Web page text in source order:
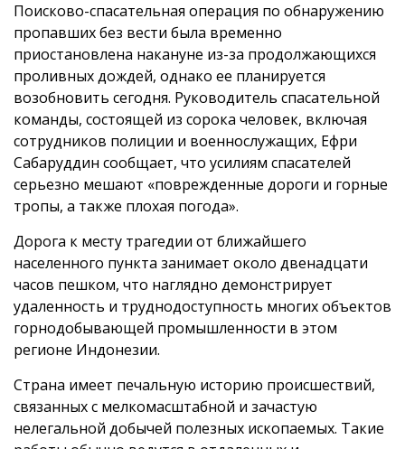
Поисково-спасательная операция по обнаружению
пропавших без вести была временно
приостановлена накануне из-за продолжающихся
проливных дождей, однако ее планируется
возобновить сегодня. Руководитель спасательной
команды, состоящей из сорока человек, включая
сотрудников полиции и военнослужащих, Ефри
Сабаруддин сообщает, что усилиям спасателей
серьезно мешают «поврежденные дороги и горные
тропы, а также плохая погода».
Дорога к месту трагедии от ближайшего
населенного пункта занимает около двенадцати
часов пешком, что наглядно демонстрирует
удаленность и труднодоступность многих объектов
горнодобывающей промышленности в этом
регионе Индонезии.
Страна имеет печальную историю происшествий,
связанных с мелкомасштабной и зачастую
нелегальной добычей полезных ископаемых. Такие